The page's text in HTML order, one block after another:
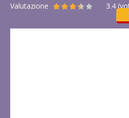
Valutazione 3.4